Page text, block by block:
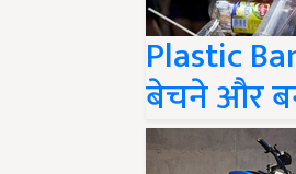
Plastic
बेचने और